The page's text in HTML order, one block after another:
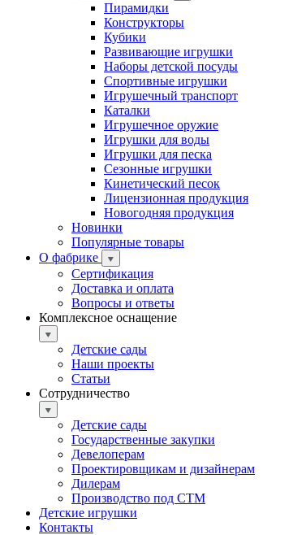
Пирамидки
Конструкторы
Кубики
Развивающие игрушки
Наборы детской посуды
Спортивные игрушки
Игрушечный транспорт
Каталки
Игрушечное оружие
Игрушки для воды
Игрушки для песка
Сезонные игрушки
Кинетический песок
Лицензионная продукция
Новогодняя продукция
Новинки
Популярные товары
О фабрике
Сертификация
Доставка и оплата
Вопросы и ответы
Комплексное оснащение
Детские сады
Наши проекты
Статьи
Сотрудничество
Детские сады
Государственные закупки
Девелоперам
Проектировщикам и дизайнерам
Дилерам
Производство под СТМ
Детские игрушки
Контакты